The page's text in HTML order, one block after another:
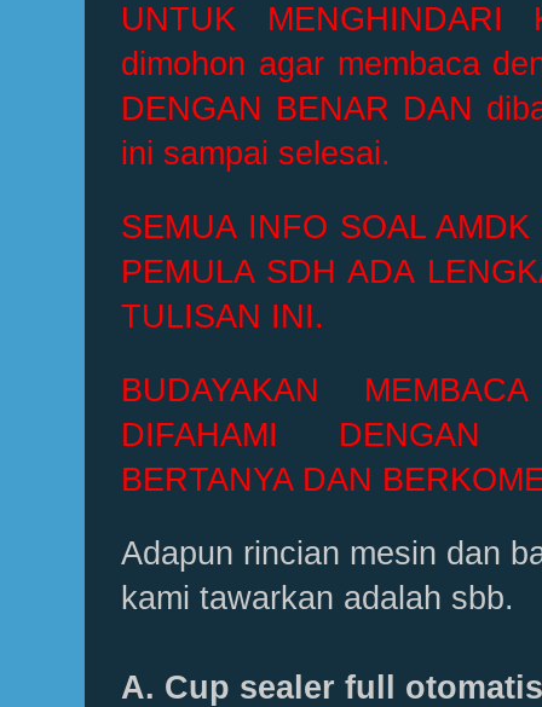
UNTUK MENGHINDARI
dimohon agar membaca
DENGAN BENAR DAN
ini sampai selesai.
SEMUA INFO SOAL
PEMULA SDH ADA
TULISAN INI.
BUDAYAKAN
DIFAHAMI DENGAN
BERTANYA DAN
Adapun rincian mesin dan
kami tawarkan adalah sbb.
A. Cup sealer full